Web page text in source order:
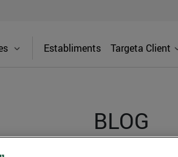
Establiments Targeta Client
BLOG